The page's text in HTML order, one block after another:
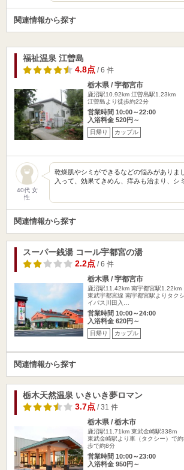
関連情報から探す
福祉温泉 江曽島
4.8点/ 6 件
栃木県 / 宇都宮市
鹿沼駅10.92km 江曽島駅1.23km
江曽島より徒歩約22分
営業時間 10:00～22:00
入浴料金 520円～
日帰り カップル
40代 女
性
乾燥肌やシミができるなどの悩みがありま
入って、効果てきめん、痒みも治まり、シ
関連情報から探す
スーパー銭湯 コール宇都宮の湯
2.2点/ 6 件
栃木県 / 宇都宮市
鹿沼駅11.42km 南宇都宮駅1.22km
東武宇都宮線 南宇都宮駅よりタク
イパス川田入…
営業時間 10:00～24:00
入浴料金 620円～
日帰り カップル
関連情報から探す
栃木天然温泉 いきいき夢ロマン
3.7点/ 31 件
栃木県 / 栃木市
鹿沼駅11.71km 東武金崎駅338m
東武金崎駅より車（タクシー）で
歩で約8分
営業時間 10:00～23:00
入浴料金 950円～